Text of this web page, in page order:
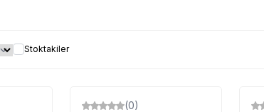
Stoktakiler
(0)